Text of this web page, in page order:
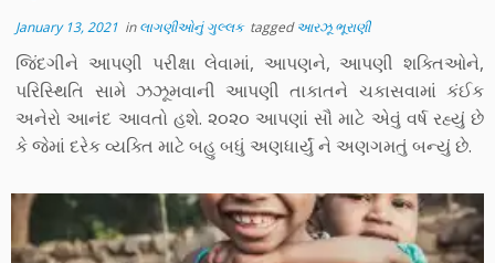
January 13, 2021 inલાગણીઓનું ગુલ્લક taggedઆરઝૂ ભૂરાણી
જિંદગીને આપણી પરીક્ષા લેવામાં, આપણને, આપણી શક્તિઓને,
પરિસ્થિતિ સામે ઝઝૂમવાની આપણી તાકાતને ચકાસવામાં કંઈક
અનેરો આનંદ આવતો હશે. ૨૦૨૦ આપણાં સૌ માટે એવું વર્ષ રહ્યું છે
કે જેમાં દરેક વ્યક્તિ માટે બહુ બધું અણધાર્યું ને અણગમતું બન્યું છે.